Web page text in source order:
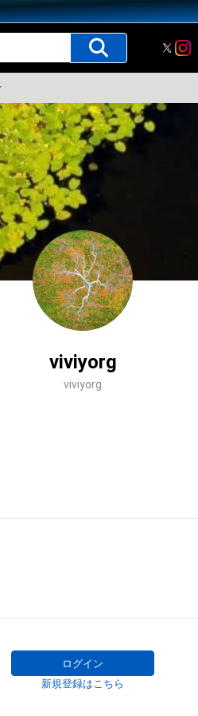
viviyorg
viviyorg
ログイン
新規登録はこちら